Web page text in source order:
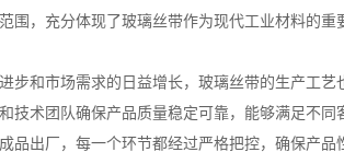
围，充分体现了玻璃丝带作为现代工业材料的重
步和市场需求的日益增长，玻璃丝带的生产工艺
技术团队确保产品质量稳定可靠，能够满足不同
品出厂，每一个环节都经过严格把控，确保产品